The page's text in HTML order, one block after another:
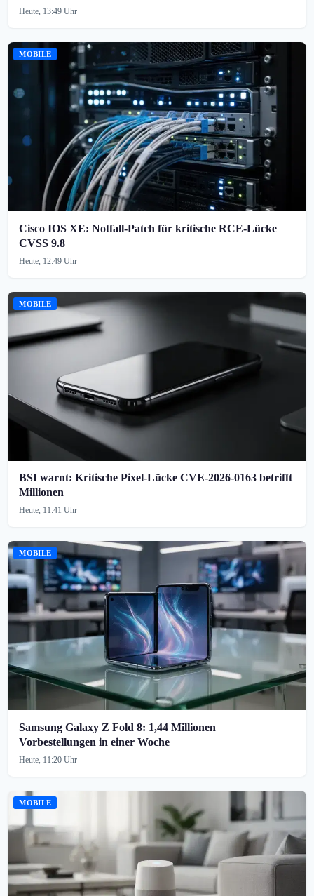
Heute, 13:49 Uhr
MOBILE
Cisco IOS XE: Notfall-Patch für kritische RCE-Lücke
CVSS 9.8
Heute, 12:49 Uhr
MOBILE
BSI warnt: Kritische Pixel-Lücke CVE-2026-0163 betrifft
Millionen
Heute, 11:41 Uhr
MOBILE
Samsung Galaxy Z Fold 8: 1,44 Millionen
Vorbestellungen in einer Woche
Heute, 11:20 Uhr
MOBILE